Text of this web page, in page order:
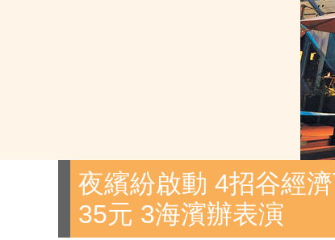
夜繽紛啟動 4招谷經
35元 3海濱辦表演